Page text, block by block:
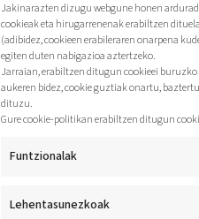
Jakinarazten dizugu webgune honen
cookieak eta hirugarrenenak erabiltzen
(adibidez, cookieen erabileraren onarpena
egiten duten nabigazioa aztertzeko.
Jarraian, erabiltzen ditugun cookieei
aukeren bidez, cookie guztiak onartu,
dituzu.
Gure cookie-politikan erabiltzen ditugun
Funtzionalak
Lehentasunezkoak